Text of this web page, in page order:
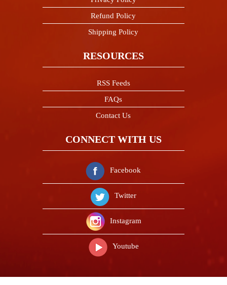
Refund Policy
Shipping Policy
RESOURCES
RSS Feeds
FAQs
Contact Us
CONNECT WITH US
Facebook
Twitter
Instagram
Youtube